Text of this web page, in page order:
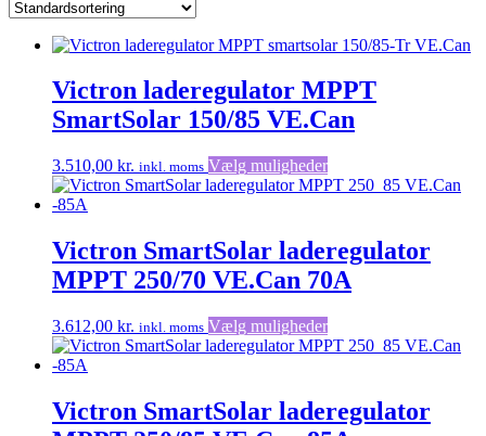
Victron laderegulator MPPT
SmartSolar 150/85 VE.Can
3.510,00 kr. inkl. moms Vælg mulighederDette
vare
varianter.
Mulighederne
kan
på
varesiden
Victron SmartSolar laderegulator
MPPT 250/70 VE.Can 70A
3.612,00 kr. inkl. moms Vælg mulighederDette
vare
varianter.
Mulighederne
Victron SmartSolar laderegulator